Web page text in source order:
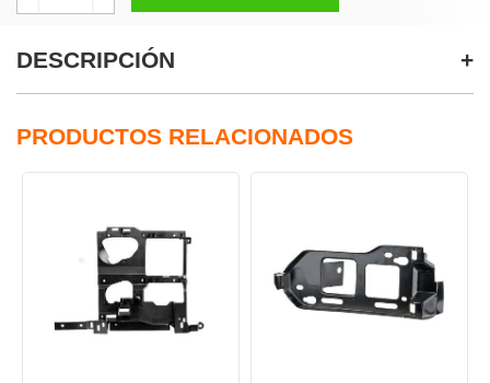
DESCRIPCIÓN
PRODUCTOS RELACIONADOS